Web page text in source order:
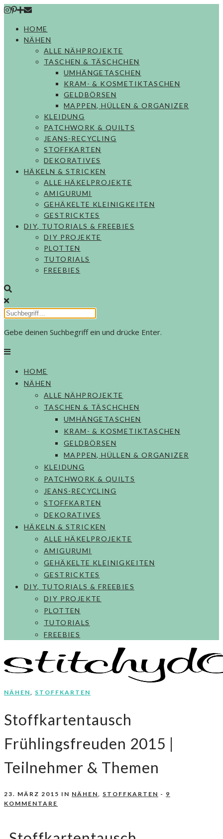
Skip
contentHOME
NÄHEN
ALLE NÄHPROJEKTE
TASCHEN & TÄSCHCHEN
UMHÄNGETASCHEN
KRAM- & KOSMETIKTASCHEN
GELDBÖRSEN
MAPPEN, HÜLLEN & ORGANIZER
KLEIDUNG
PATCHWORK & QUILTS
JEANS-RECYCLING
STOFFKARTEN
DEKORATIVES
HÄKELN & STRICKEN
ALLE HÄKELPROJEKTE
AMIGURUMI
GEHÄKELTE KLEINIGKEITEN
GESTRICKTES
DIY, TUTORIALS & FREEBIES
DIY PROJEKTE
PLOTTEN
TUTORIALS
FREEBIES
Gebe deinen Suchbegriff ein und drücke Enter.
HOME
NÄHEN
ALLE NÄHPROJEKTE
TASCHEN & TÄSCHCHEN
UMHÄNGETASCHEN
KRAM- & KOSMETIKTASCHEN
GELDBÖRSEN
MAPPEN, HÜLLEN & ORGANIZER
KLEIDUNG
PATCHWORK & QUILTS
JEANS-RECYCLING
STOFFKARTEN
DEKORATIVES
HÄKELN & STRICKEN
ALLE HÄKELPROJEKTE
AMIGURUMI
GEHÄKELTE KLEINIGKEITEN
GESTRICKTES
DIY, TUTORIALS & FREEBIES
DIY PROJEKTE
PLOTTEN
TUTORIALS
FREEBIES
NÄHEN, STOFFKARTEN
Stoffkartentausch
Frühlingsfreuden 2015 |
Teilnehmer & Themen
23. MÄRZ 2015 IN NÄHEN, STOFFKARTEN - 9
KOMMENTARE